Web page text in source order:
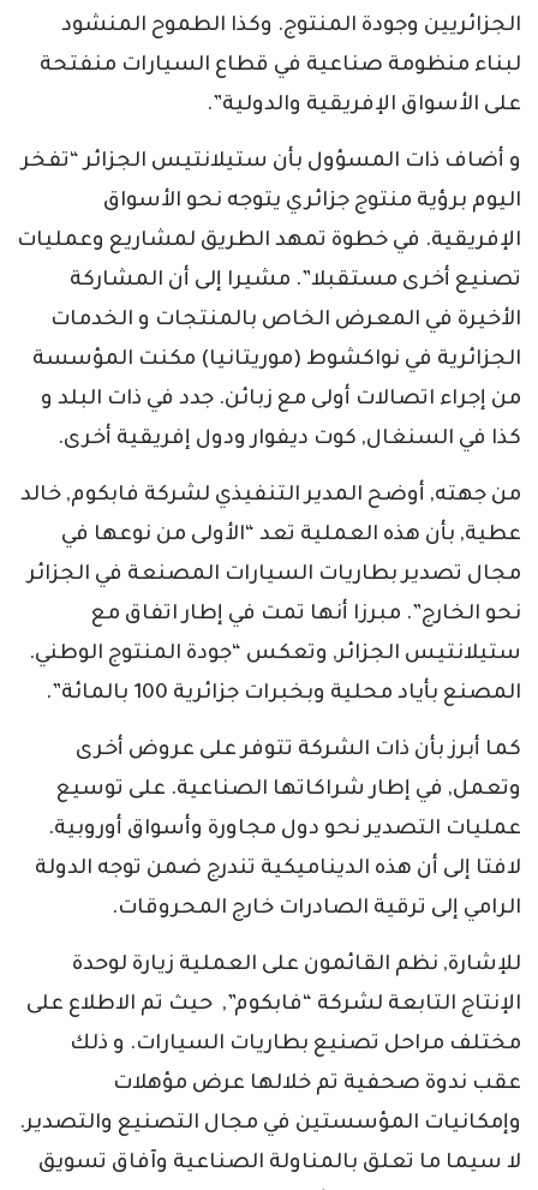
الجزائريين وجودة المنتوج. وكذا الطموح المنشود
لبناء منظومة صناعية في قطاع السيارات منفتحة
على الأسواق الإفريقية والدولية”.
و أضاف ذات المسؤول بأن ستيلانتيس الجزائر “تفخر
اليوم برؤية منتوج جزائري يتوجه نحو الأسواق
الإفريقية. في خطوة تمهد الطريق لمشاريع وعمليات
تصنيع أخرى مستقبلا”. مشيرا إلى أن المشاركة
الأخيرة في المعرض الخاص بالمنتجات و الخدمات
الجزائرية في نواكشوط (موريتانيا) مكنت المؤسسة
من إجراء اتصالات أولى مع زبائن. جدد في ذات البلد و
كذا في السنغال, كوت ديفوار ودول إفريقية أخرى.
من جهته, أوضح المدير التنفيذي لشركة فابكوم, خالد
عطية, بأن هذه العملية تعد “الأولى من نوعها في
مجال تصدير بطاريات السيارات المصنعة في الجزائر
نحو الخارج”. مبرزا أنها تمت في إطار اتفاق مع
ستيلانتيس الجزائر, وتعكس “جودة المنتوج الوطني.
المصنع بأياد محلية وبخبرات جزائرية 100 بالمائة”.
كما أبرز بأن ذات الشركة تتوفر على عروض أخرى
وتعمل, في إطار شراكاتها الصناعية. على توسيع
عمليات التصدير نحو دول مجاورة وأسواق أوروبية.
لافتا إلى أن هذه الديناميكية تندرج ضمن توجه الدولة
الرامي إلى ترقية الصادرات خارج المحروقات.
للإشارة, نظم القائمون على العملية زيارة لوحدة
الإنتاج التابعة لشركة “فابكوم”, حيث تم الاطلاع على
مختلف مراحل تصنيع بطاريات السيارات. و ذلك
عقب ندوة صحفية تم خلالها عرض مؤهلات
وإمكانيات المؤسستين في مجال التصنيع والتصدير.
لا سيما ما تعلق بالمناولة الصناعية وآفاق تسويق